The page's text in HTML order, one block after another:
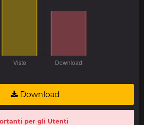
Download
per gli Utenti